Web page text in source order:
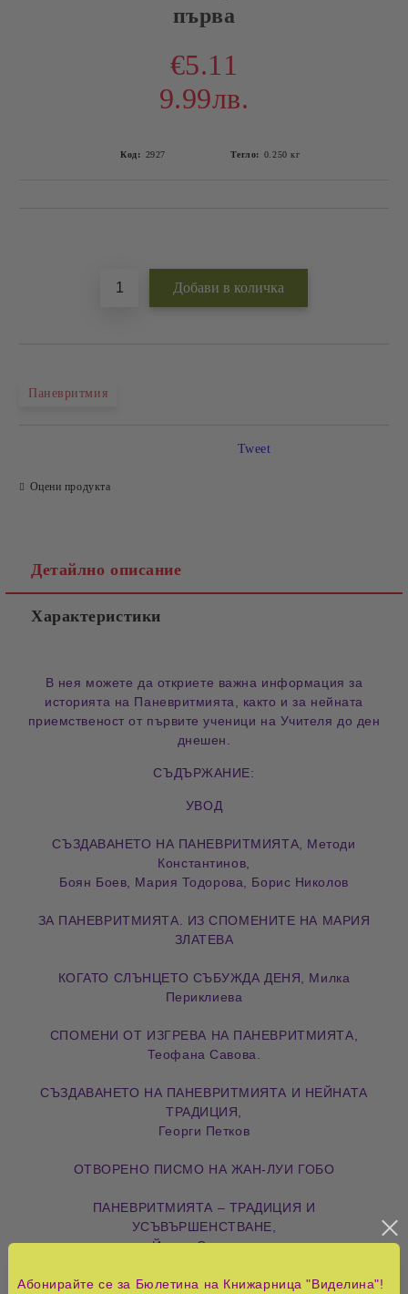
първа
€5.11
9.99лв.
Код: 2927 Тегло: 0.250 кг
Паневритмия
Оцени продукта
Tweet
Детайлно описание
Характеристики
В нея можете да откриете важна информация за
историята на Паневритмията, както и за нейната
приемственост от първите ученици на Учителя до ден
днешен.
СЪДЪРЖАНИЕ:
УВОД
СЪЗДАВАНЕТО НА ПАНЕВРИТМИЯТА, Методи
Константинов,
Боян Боев, Мария Тодорова, Борис Николов
ЗА ПАНЕВРИТМИЯТА. ИЗ СПОМЕНИТЕ НА МАРИЯ
ЗЛАТЕВА
КОГАТО СЛЪНЦЕТО СЪБУЖДА ДЕНЯ, Милка
Периклиева
СПОМЕНИ ОТ ИЗГРЕВА НА ПАНЕВРИТМИЯТА,
Теофана Савова.
СЪЗДАВАНЕТО НА ПАНЕВРИТМИЯТА И НЕЙНАТА
ТРАДИЦИЯ,
Георги Петков
ОТВОРЕНО ПИСМО НА ЖАН-ЛУИ ГОБО
ПАНЕВРИТМИЯТА – ТРАДИЦИЯ И
УСЪВЪРШЕНСТВАНЕ,
Йоана Стратева
ПАНЕВРИТМИЯТА – ПРОБЛЕМИ, КОИТО НЕ
Абонирайте се за Бюлетина на Книжарница "Виделина"!